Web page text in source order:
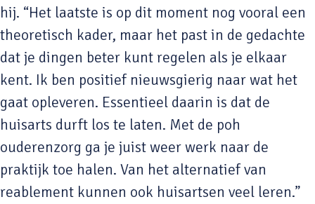
hij. “Het laatste is op dit moment nog vooral een
theoretisch kader, maar het past in de gedachte
dat je dingen beter kunt regelen als je elkaar
kent. Ik ben positief nieuwsgierig naar wat het
gaat opleveren. Essentieel daarin is dat de
huisarts durft los te laten. Met de poh
ouderenzorg ga je juist weer werk naar de
praktijk toe halen. Van het alternatief van
reablement kunnen ook huisartsen veel leren.”